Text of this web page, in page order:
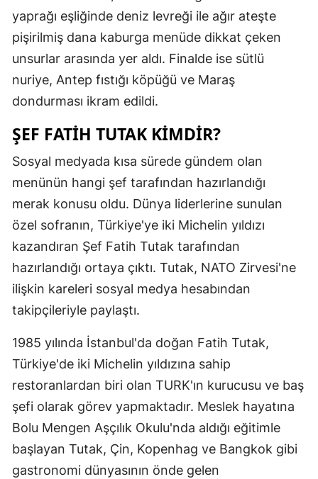
Kırklareli
Kırşehir
Malatya
Manisa
Mardin
Nevşehir
Niğde
Ordu
Rize
yaprağı eşliğinde deniz levreği ile ağır ateşte
pişirilmiş dana kaburga menüde dikkat çeken
unsurlar arasında yer aldı. Finalde ise sütlü
nuriye, Antep fıstığı köpüğü ve Maraş
dondurması ikram edildi.
ŞEF FATIH TUTAK KIMDIR?
Sosyal medyada kısa sürede gündem olan
menünün hangi şef tarafından hazırlandığı
merak konusu oldu. Dünya liderlerine sunulan
özel sofranın, Türkiye'ye iki Michelin yıldızı
kazandıran Şef Fatih Tutak tarafından
hazırlandığı ortaya çıktı. Tutak, NATO Zirvesi'ne
ilişkin kareleri sosyal medya hesabından
takipçileriyle paylaştı.
1985 yılında İstanbul'da doğan Fatih Tutak,
Türkiye'de iki Michelin yıldızına sahip
restoranlardan biri olan TURK'ın kurucusu ve baş
şefi olarak görev yapmaktadır. Meslek hayatına
Bolu Mengen Aşçılık Okulu'nda aldığı eğitimle
başlayan Tutak, Çin, Kopenhag ve Bangkok gibi
gastronomi dünyasının önde gelen